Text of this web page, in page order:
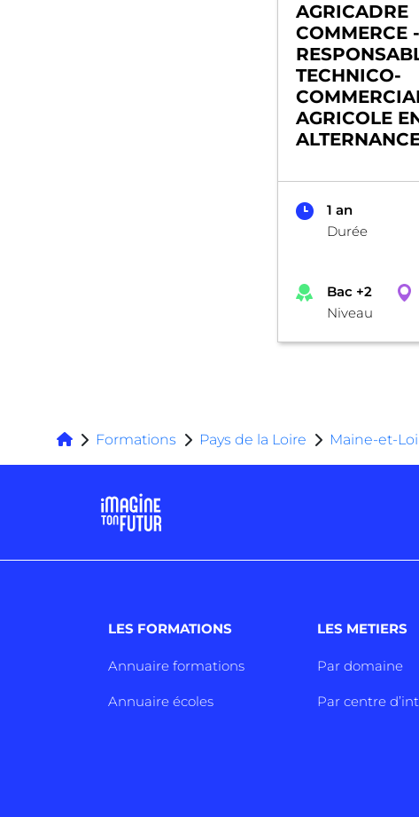
AGRICADRE
COMMERCE -
TECHNICO-
AGRICOLE
1 an
Durée
Bac +2
Niveau
Formations Pays de la Loire Maine-et-
LES FORMATIONS
Annuaire formations
Annuaire écoles
LES METIERS
Par domaine
Par centre